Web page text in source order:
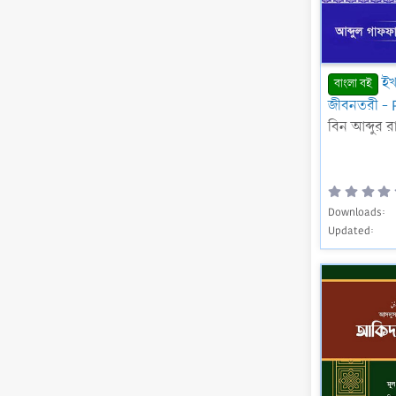
বাংলা বই
জীবনতরী -
বিন আব্দুর
Downloads
Updated